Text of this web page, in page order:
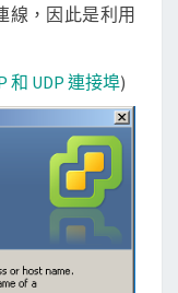
線，因此是利用
和 UDP 連接埠)